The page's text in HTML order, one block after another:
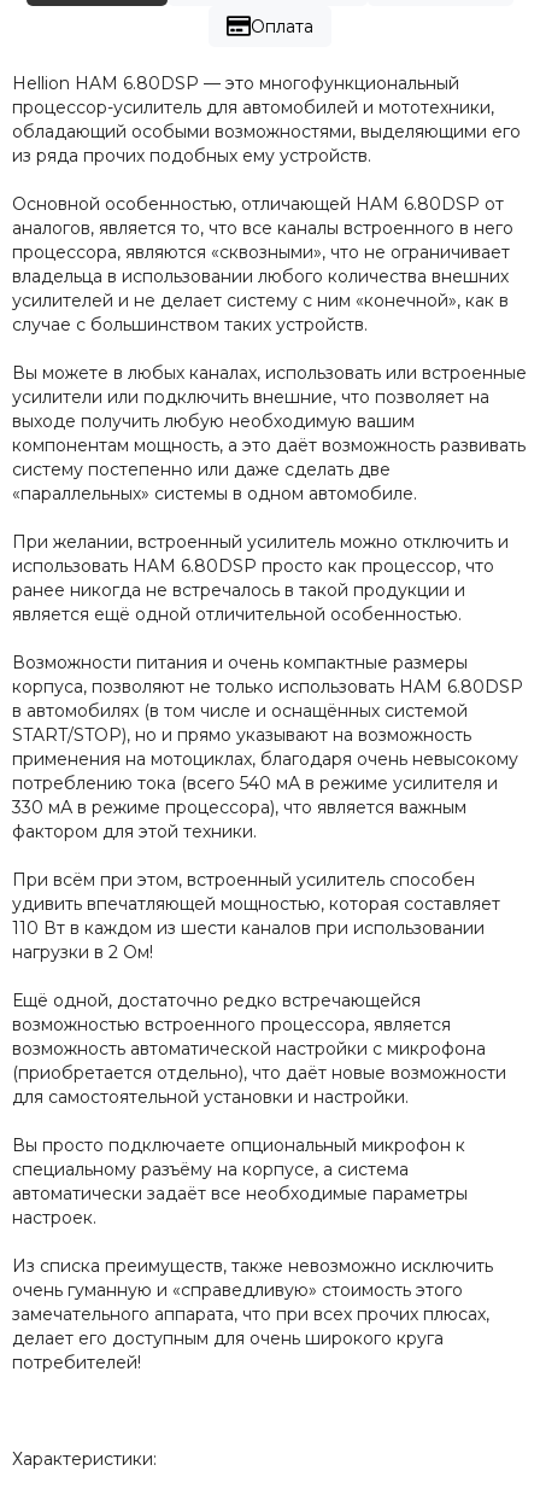
Оплата
Hellion HAM 6.80DSP — это многофункциональный
процессор-усилитель для автомобилей и мототехники,
обладающий особыми возможностями, выделяющими его
из ряда прочих подобных ему устройств.
Основной особенностью, отличающей HAM 6.80DSP от
аналогов, является то, что все каналы встроенного в него
процессора, являются «сквозными», что не ограничивает
владельца в использовании любого количества внешних
усилителей и не делает систему с ним «конечной», как в
случае с большинством таких устройств.
Вы можете в любых каналах, использовать или встроенные
усилители или подключить внешние, что позволяет на
выходе получить любую необходимую вашим
компонентам мощность, а это даёт возможность развивать
систему постепенно или даже сделать две
«параллельных» системы в одном автомобиле.
При желании, встроенный усилитель можно отключить и
использовать HAM 6.80DSP просто как процессор, что
ранее никогда не встречалось в такой продукции и
является ещё одной отличительной особенностью.
Возможности питания и очень компактные размеры
корпуса, позволяют не только использовать HAM 6.80DSP
в автомобилях (в том числе и оснащённых системой
START/STOP), но и прямо указывают на возможность
применения на мотоциклах, благодаря очень невысокому
потреблению тока (всего 540 мА в режиме усилителя и
330 мА в режиме процессора), что является важным
фактором для этой техники.
При всём при этом, встроенный усилитель способен
удивить впечатляющей мощностью, которая составляет
110 Вт в каждом из шести каналов при использовании
нагрузки в 2 Ом!
Ещё одной, достаточно редко встречающейся
возможностью встроенного процессора, является
возможность автоматической настройки с микрофона
(приобретается отдельно), что даёт новые возможности
для самостоятельной установки и настройки.
Вы просто подключаете опциональный микрофон к
специальному разъёму на корпусе, а система
автоматически задаёт все необходимые параметры
настроек.
Из списка преимуществ, также невозможно исключить
очень гуманную и «справедливую» стоимость этого
замечательного аппарата, что при всех прочих плюсах,
делает его доступным для очень широкого круга
потребителей!
Характеристики: